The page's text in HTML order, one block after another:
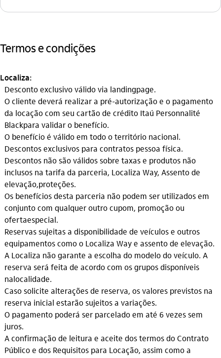
Termos e condições
Localiza:
Desconto exclusivo válido via landingpage.
O cliente deverá realizar a pré-autorização e o pagamento
da locação com seu cartão de crédito Itaú Personnalité
Blackpara validar o benefício.
O benefício é válido em todo o território nacional.
Descontos exclusivos para contratos pessoa física.
Descontos não são válidos sobre taxas e produtos não
inclusos na tarifa da parceria, Localiza Way, Assento de
elevação,proteções.
Os benefícios desta parceria não podem ser utilizados em
conjunto com qualquer outro cupom, promoção ou
ofertaespecial.
Reservas sujeitas a disponibilidade de veículos e outros
equipamentos como o Localiza Way e assento de elevação.
A Localiza não garante a escolha do modelo do veículo. A
reserva será feita de acordo com os grupos disponíveis
nalocalidade.
Caso solicite alterações de reserva, os valores previstos na
reserva inicial estarão sujeitos a variações.
O pagamento poderá ser parcelado em até 6 vezes sem
juros.
A confirmação de leitura e aceite dos termos do Contrato
Público e dos Requisitos para Locação, assim como a